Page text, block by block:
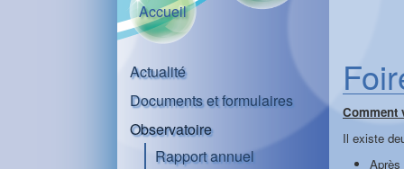
Accueil
Actualité
Documents et formulaires
Observatoire
Rapport annuel
Comment
Il existe